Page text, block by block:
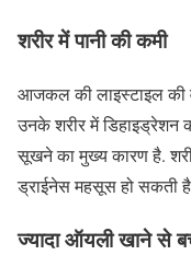
शरीर में पानी की कमी
आजकल की लाइस्टाइल की
उनके शरीर में डिहाइड्रेशन
सूखने का मुख्य कारण है.
ड्राईनेस महसूस हो सकती
ज्यादा ऑयली खाने से